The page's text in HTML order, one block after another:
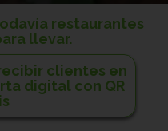
restaurantes
llevar.
clientes en
digital con QR